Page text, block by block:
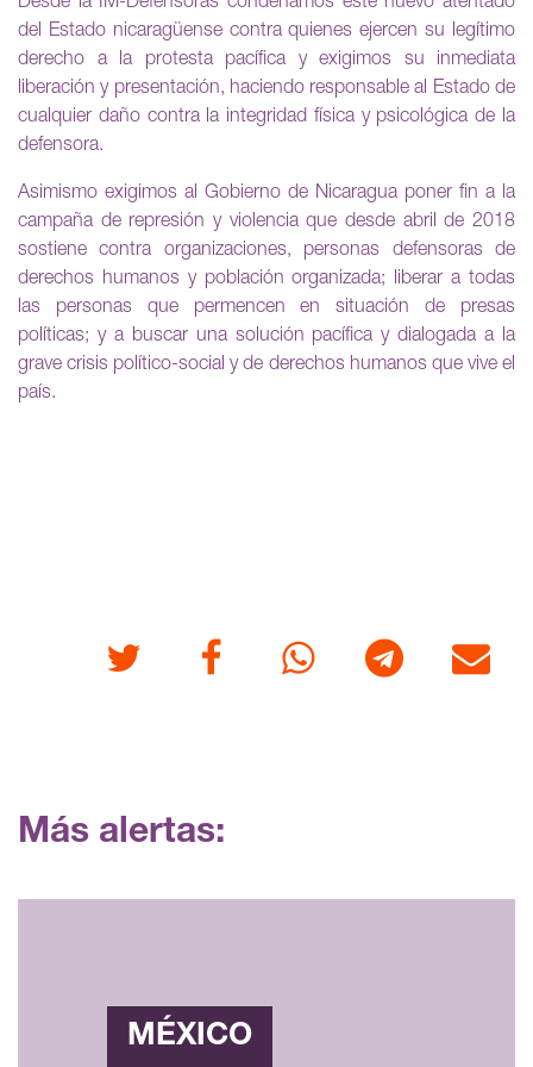
del Estado nicaragüense contra quienes ejercen su legítimo
derecho a la protesta pacífica y exigimos su inmediata
liberación y presentación, haciendo responsable al Estado de
cualquier daño contra la integridad física y psicológica de la
defensora.
Asimismo exigimos al Gobierno de Nicaragua poner fin a la
campaña de represión y violencia que desde abril de 2018
sostiene contra organizaciones, personas defensoras de
derechos humanos y población organizada; liberar a todas
las personas que permencen en situación de presas
políticas; y a buscar una solución pacífica y dialogada a la
grave crisis político-social y de derechos humanos que vive el
país.
Twitter FacebookWhatsappTelegram Correo
Más alertas:
MÉXICO